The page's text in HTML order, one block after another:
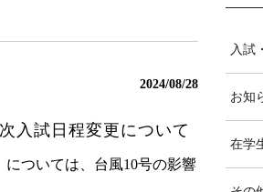
2024/08/28
入試日程変更について
ついては、台風10号の影響
入試
お知
在学